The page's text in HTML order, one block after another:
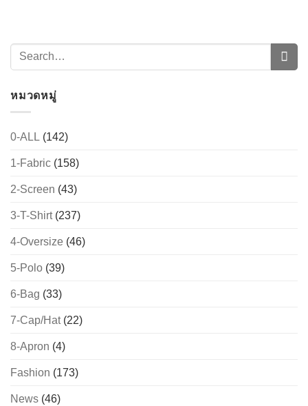
หมวดหมู่
0-ALL (142)
1-Fabric (158)
2-Screen (43)
3-T-Shirt(237)
4-Oversize (46)
5-Polo (39)
6-Bag (33)
7-Cap/Hat(22)
8-Apron (4)
Fashion (173)
News (46)